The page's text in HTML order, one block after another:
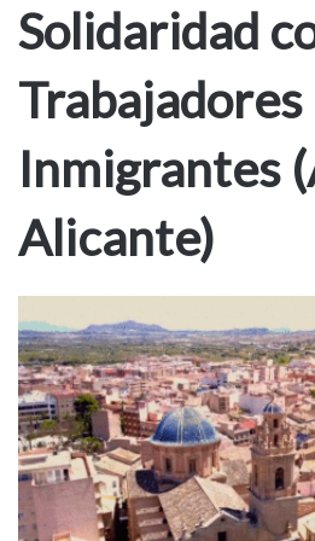
Solidaridad
Trabajadores
Inmigrantes
Alicante)